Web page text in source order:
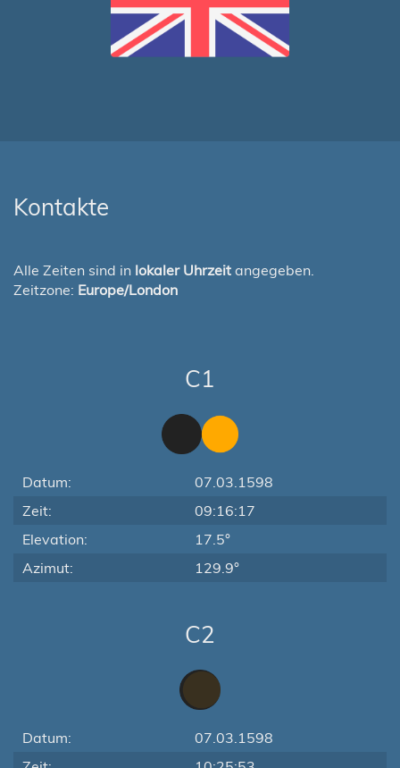
Kontakte
Alle Zeiten sind in lokaler Uhrzeit angegeben.
Zeitzone: Europe/London
C1
Datum:
07.03.1598
Zeit:
09:16:17
Elevation:
17.5°
Azimut:
129.9°
C2
Datum:
07.03.1598